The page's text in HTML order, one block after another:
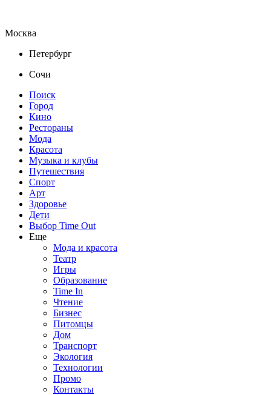
Москва
Петербург
Сочи
Поиск
Город
Кино
Рестораны
Мода
Красота
Музыка и клубы
Путешествия
Спорт
Арт
Здоровье
Дети
Выбор Time Out
Еще
Мода и красота
Театр
Игры
Образование
Time In
Чтение
Бизнес
Питомцы
Дом
Транспорт
Экология
Технологии
Промо
Контакты